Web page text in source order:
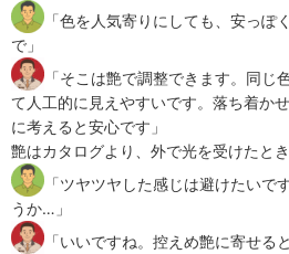
「色を人気寄りにしても、安っぽ
で」
「そこは艶で調整できます。同じ
て人工的に見えやすいです。落ち着か
に考えると安心です」
艶はカタログより、外で光を受けたと
「ツヤツヤした感じは避けたいで
うか…」
「いいですね。控えめ艶に寄せる